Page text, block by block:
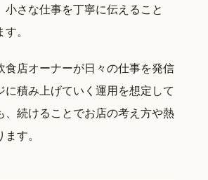
小さな仕事を丁寧に伝えること
。
食店オーナーが日々の仕事を発信
に積み上げていく運用を想定して
、続けることでお店の考え方や熱
す。